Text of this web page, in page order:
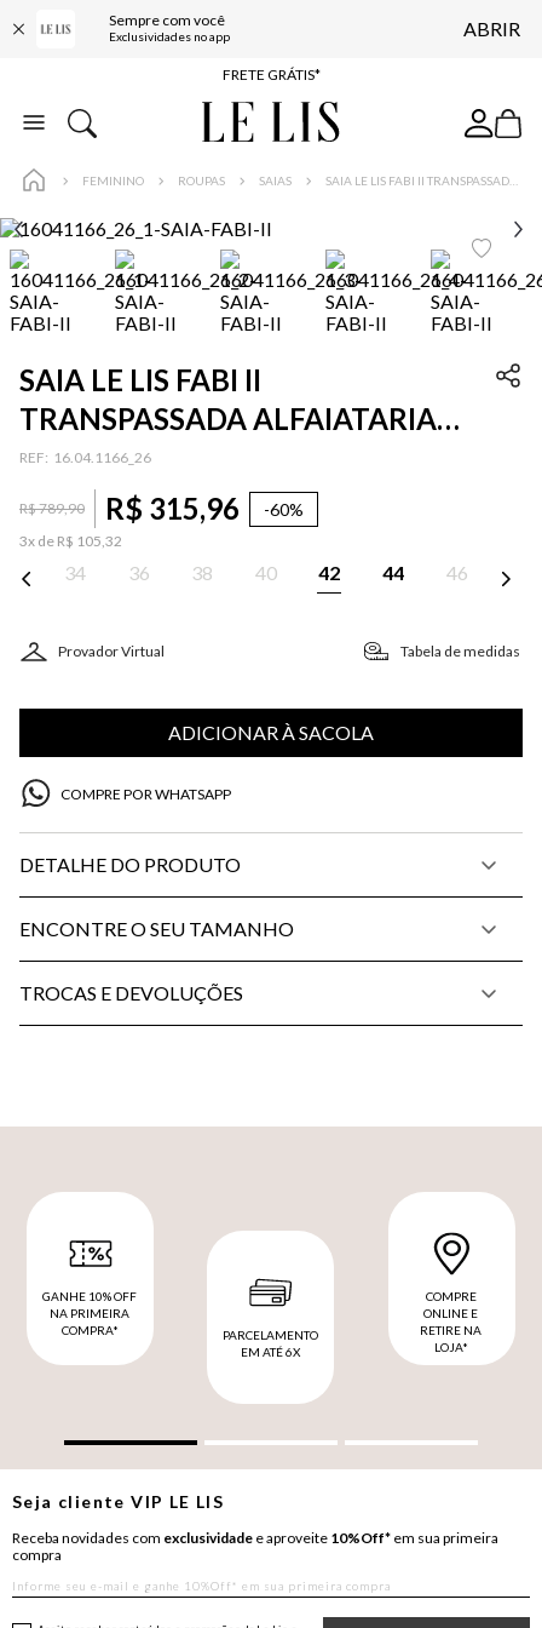
Sempre com você
Exclusividades no app ABRIR
ENTREGA EXPRESSA*
FRETE GRÁTIS*
BAIXE O APP
FEMININO ROUPAS SAIAS
SAIA LE LIS FABI II
TRANSPASSADA ALFAIATARIA
FEMININA
: 16.04.1166_26
R$789,90 R$ 315,96 -60%
3x de R$ 105,32
34 36 38 40 42 44 46
Provador Virtual Tabela de medidas
ADICIONAR À SACOLA
COMPRE POR WHATSAPP
DETALHE DO PRODUTO
ENCONTRE O SEU TAMANHO
TROCAS E DEVOLUÇÕES
GANHE 10% OFF
NA PRIMEIRA
COMPRA*
PARCELAMENTO
EM ATÉ 6X
COMPRE
ONLINE E
RETIRE NA
LOJA*
Seja clienteVIP LE LIS
Receba novidades com exclusividade e aproveite 10%Off* em sua primeira
compra